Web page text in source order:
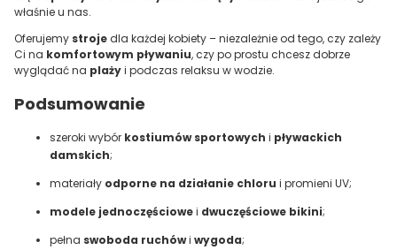
właśnie u nas.
Oferujemy strojedla każdej kobiety – niezależnie od tego, czy zależy
Ci na komfortowym pływaniu, czy po prostu chcesz dobrze
wyglądać na plażyi podczas relaksu w wodzie.
Podsumowanie
szeroki wybór kostiumów sportowych i pływackich
damskich;
materiały odporne na działanie chloru i promieni UV;
modele jednoczęściowei dwuczęściowe bikini;
pełna swoboda ruchówi wygoda;